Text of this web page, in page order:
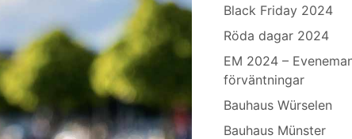
Black Friday 2024
Röda dagar 2024
EM 2024 –
förväntningar
Bauhaus Würselen
Bauhaus Münster